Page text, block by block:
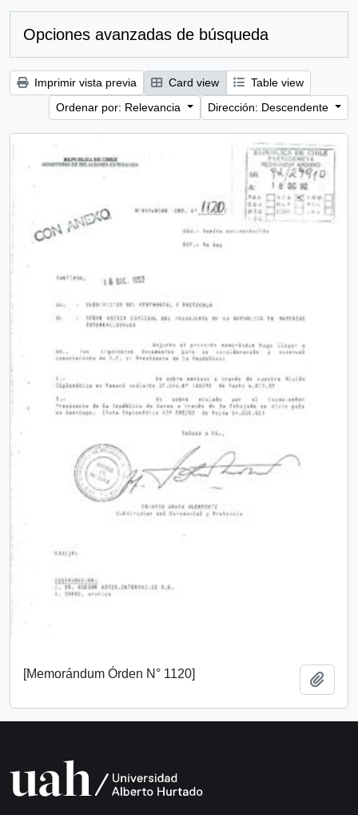
Opciones avanzadas de búsqueda
Imprimir vista previa Card view
Table view
Ordenar por: Relevancia
Dirección: Descendente
[Memorándum Órden N° 1120]